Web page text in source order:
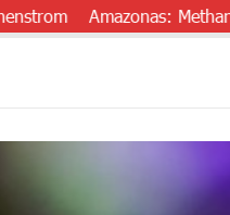
Amazonas: Methan-